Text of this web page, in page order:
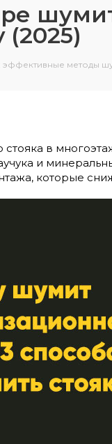
эффективные методы
в
и
которые